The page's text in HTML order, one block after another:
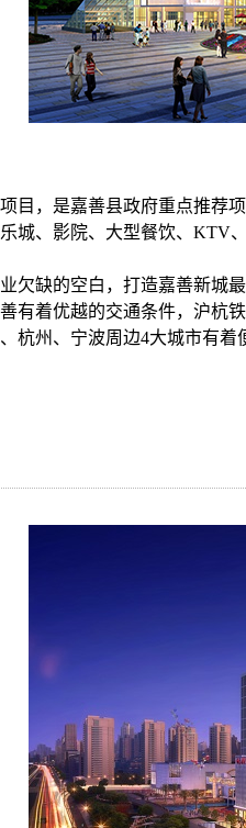
目，是嘉善县政府重点推荐
城、影院、大型餐饮、KTV
欠缺的空白，打造嘉善新城
有着优越的交通条件，沪杭
杭州、宁波周边4大城市有